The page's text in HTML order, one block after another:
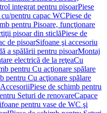
integrat pentru pisoarPiese
pentru capac WCPiese de
pentru Pisoare, funcţionare
pisoar din sticlăPiese de
de pisoarSifoane şi accesoriu
a spălării pentru pisoarMontaj
electrică de la reţeaCu
pentru Cu acţionare spălare
pentru Cu acţionare spălare
AccesoriiPiese de schimb pentru
Seturi de renovareCapace
pentru vase de WC şi